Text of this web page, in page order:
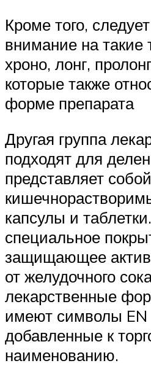
Кроме того,
внимание на такие
хроно, лонг,
которые также
форме препарата
Другая группа
подходят для
представляет собой
капсулы и
специальное
защищающее
от желудочного
лекарственные
имеют символы EN
добавленные к
наименованию.